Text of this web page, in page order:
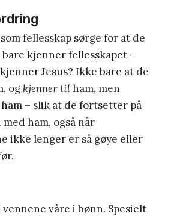
fellesskap sørge for at de
kjenner fellesskapet –
Jesus? Ikke bare at de
og kjenner tilham, men
ham – slik at de fortsetter på
ham, også når
ikke lenger er så gøye eller
vennene våre i bønn. Spesielt